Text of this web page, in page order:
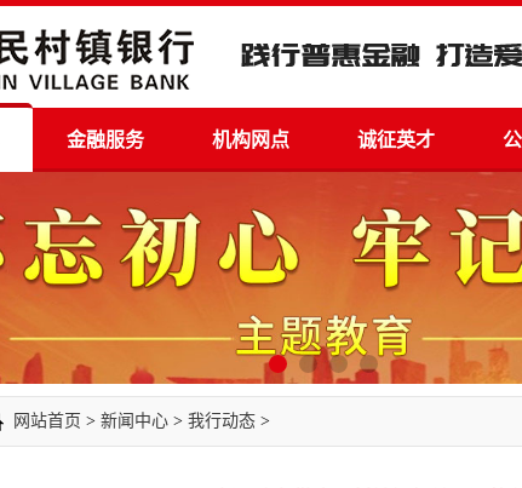
金融服务 机构网点 诚征英才
网站首页 > 新闻中心 > 我行动态 >